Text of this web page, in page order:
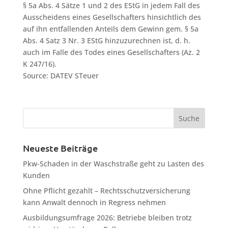
§ 5a Abs. 4 Sätze 1 und 2 des EStG in jedem Fall des
Ausscheidens eines Gesellschafters hinsichtlich des
auf ihn entfallenden Anteils dem Gewinn gem. § 5a
Abs. 4 Satz 3 Nr. 3 EStG hinzuzurechnen ist, d. h.
auch im Falle des Todes eines Gesellschafters (Az. 2
K 247/16).
Source: DATEV STeuer
Neueste Beiträge
Pkw-Schaden in der Waschstraße geht zu Lasten des
Kunden
Ohne Pflicht gezahlt – Rechtsschutzversicherung
kann Anwalt dennoch in Regress nehmen
Ausbildungsumfrage 2026: Betriebe bleiben trotz